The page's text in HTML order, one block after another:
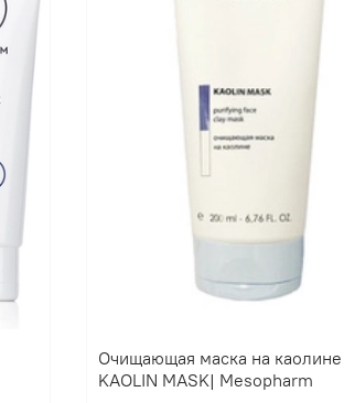
Очищающая маска на каолине
KAOLIN MASK| Mesopharm